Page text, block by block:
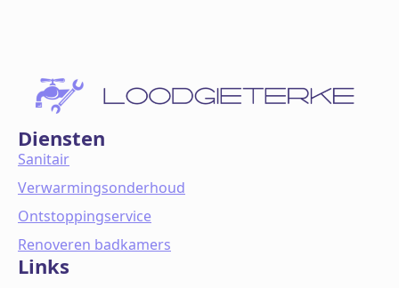
Diensten
Sanitair
Verwarmingsonderhoud
Ontstoppingservice
Renoveren badkamers
Links